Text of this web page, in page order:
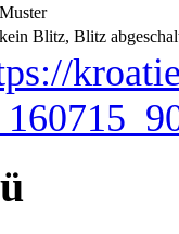
Muster
kein Blitz, Blitz